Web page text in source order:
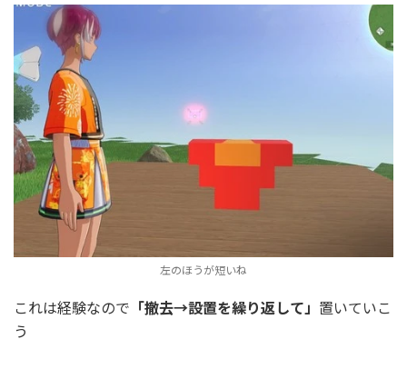
左のほうが短いね
これは経験なので 「撤去→設置を繰り返して」 置いていこ
う